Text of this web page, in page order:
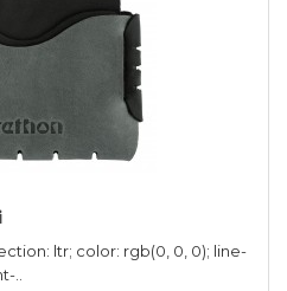
ltr; color: rgb(0, 0, 0); line-
..